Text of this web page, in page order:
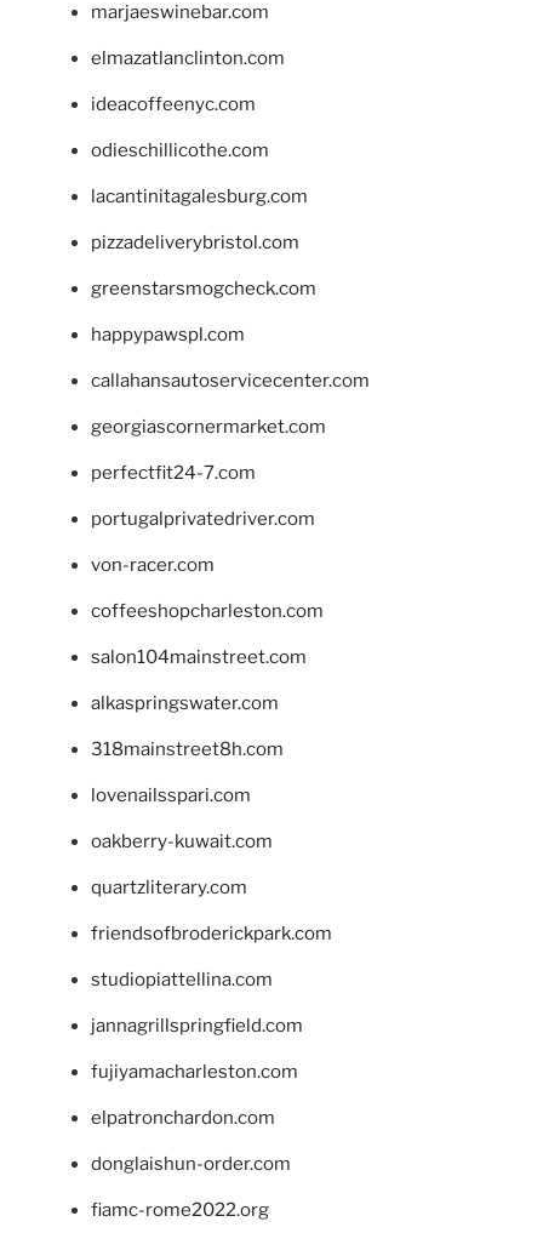
marjaeswinebar.com
elmazatlanclinton.com
ideacoffeenyc.com
odieschillicothe.com
lacantinitagalesburg.com
pizzadeliverybristol.com
greenstarsmogcheck.com
happypawspl.com
callahansautoservicecenter.com
georgiascornermarket.com
perfectfit24-7.com
portugalprivatedriver.com
von-racer.com
coffeeshopcharleston.com
salon104mainstreet.com
alkaspringswater.com
318mainstreet8h.com
lovenailsspari.com
oakberry-kuwait.com
quartzliterary.com
friendsofbroderickpark.com
studiopiattellina.com
jannagrillspringfield.com
fujiyamacharleston.com
elpatronchardon.com
donglaishun-order.com
fiamc-rome2022.org